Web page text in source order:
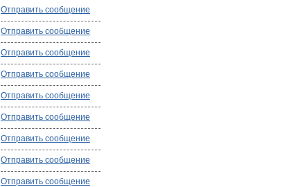
Отправить сообщение
Отправить сообщение
Отправить сообщение
Отправить сообщение
Отправить сообщение
Отправить сообщение
Отправить сообщение
Отправить сообщение
Отправить сообщение